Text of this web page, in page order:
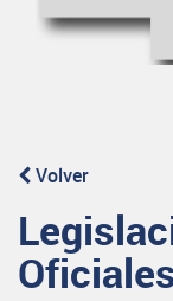
Volver